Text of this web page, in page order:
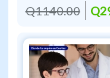
Q1140.00